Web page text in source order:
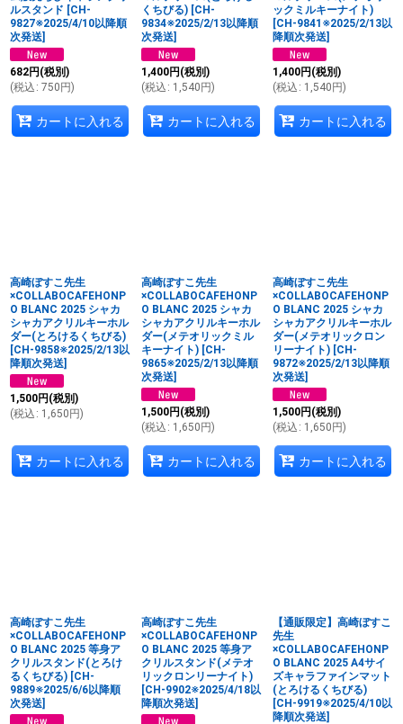
ルスタンド [CH-
9827※2025/4/10以降順
次発送]
682円 (税別)
(税込 : 750 円)
カートに入れる
くちびる) [CH-
9834※2025/2/13以降順
次発送]
1,400円 (税別)
(税込 : 1,540 円)
カートに入れる
ックミルキーナイト)
[CH-9841※2025/2/13以
降順次発送]
1,400円 (税別)
(税込 : 1,540 円)
カートに入れる
高崎ぼすこ先生
×COLLABOCAFEHONP
O BLANC 2025 シャカ
シャカアクリルキーホル
ダー(とろけるくちびる)
[CH-9858※2025/2/13以
降順次発送]
1,500円 (税別)
(税込 : 1,650 円)
カートに入れる
高崎ぼすこ先生
×COLLABOCAFEHONP
O BLANC 2025 シャカ
シャカアクリルキーホル
ダー(メテオリックミル
キーナイト) [CH-
9865※2025/2/13以降順
次発送]
1,500円 (税別)
(税込 : 1,650 円)
カートに入れる
高崎ぼすこ先生
×COLLABOCAFEHONP
O BLANC 2025 シャカ
シャカアクリルキーホル
ダー(メテオリックロン
リーナイト) [CH-
9872※2025/2/13以降順
次発送]
1,500円 (税別)
(税込 : 1,650 円)
カートに入れる
高崎ぼすこ先生
×COLLABOCAFEHONP
O BLANC 2025 等身ア
クリルスタンド(とろけ
るくちびる) [CH-
9889※2025/6/6以降順
次発送]
高崎ぼすこ先生
×COLLABOCAFEHONP
O BLANC 2025 等身ア
クリルスタンド(メテオ
リックロンリーナイト)
[CH-9902※2025/4/18以
降順次発送]
【通販限定】高崎ぼすこ
先生
×COLLABOCAFEHONP
O BLANC 2025 A4サイ
ズキャラファインマット
(とろけるくちびる)
[CH-9919※2025/4/10以
降順次発送]